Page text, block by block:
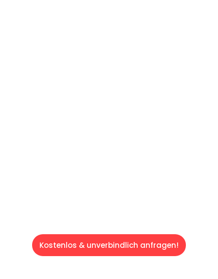
Kostenlos & unverbindlich anfragen!